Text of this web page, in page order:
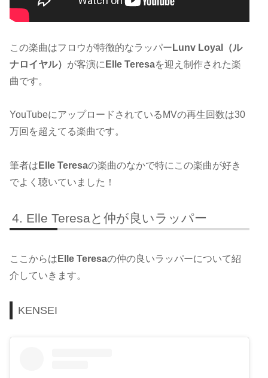
この楽曲はフロウが特徴的なラッパー Lunv Loyal（ル
ナロイヤル） が客演に Elle Teresaを迎え制作された楽
曲です。
YouTubeにアップロードされているMVの再生回数は30
万回を超えてる楽曲です。
筆者は Elle Teresaの楽曲のなかで特にこの楽曲が好き
でよく聴いていました！
Elle Teresaと仲が良いラッパー
ここからは Elle Teresaの仲の良いラッパーについて紹
介していきます。
KENSEI